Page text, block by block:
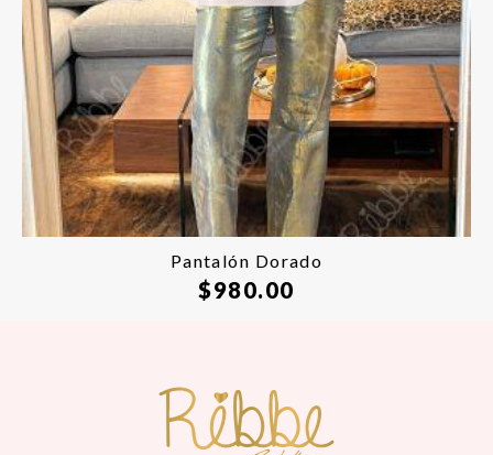
Pantalón Dorado
$980.00